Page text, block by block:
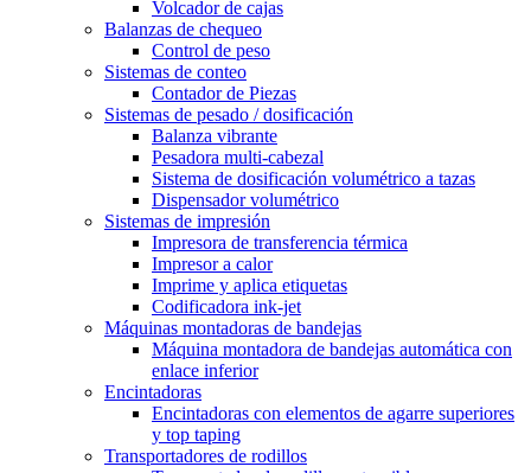
Volcador de cajas
Balanzas de chequeo
Control de peso
Sistemas de conteo
Contador de Piezas
Sistemas de pesado / dosificación
Balanza vibrante
Pesadora multi-cabezal
Sistema de dosificación volumétrico a tazas
Dispensador volumétrico
Sistemas de impresión
Impresora de transferencia térmica
Impresor a calor
Imprime y aplica etiquetas
Codificadora ink-jet
Máquinas montadoras de bandejas
Máquina montadora de bandejas automática con
enlace inferior
Encintadoras
Encintadoras con elementos de agarre superiores
y top taping
Transportadores de rodillos